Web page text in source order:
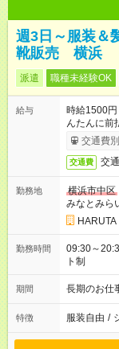
週3日～服装＆
靴販売 横浜
派遣 職種未経験OK
給与
時給1500
んたんに前
交通費
交通費 交
勤務地
横浜市中区
みなとみら
HARUTA
勤務時間
09:30～20:30 実働8時間／休憩1時間 営業時間に合わ
ト制
期間 長期のお仕
特徴 服装自由 /